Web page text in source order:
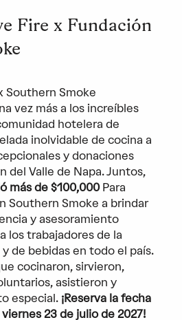
Fire x Fundación
Southern Smoke
vez más a los increíbles
hotelera de
inolvidable de cocina a
y donaciones
del Valle de Napa. Juntos,
más de $100,000Para
Southern Smoke a brindar
y asesoramiento
los trabajadores de la
de bebidas en todo el país.
cocinaron, sirvieron,
asistieron y
especial. ¡Reserva la fecha
23 de julio de 2027!